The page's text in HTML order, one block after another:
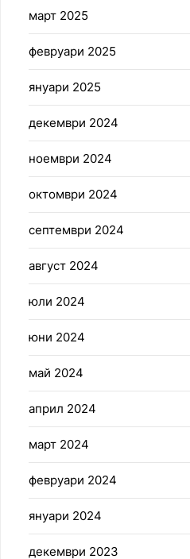
март 2025
февруари 2025
януари 2025
декември 2024
ноември 2024
октомври 2024
септември 2024
август 2024
юли 2024
юни 2024
май 2024
април 2024
март 2024
февруари 2024
януари 2024
декември 2023